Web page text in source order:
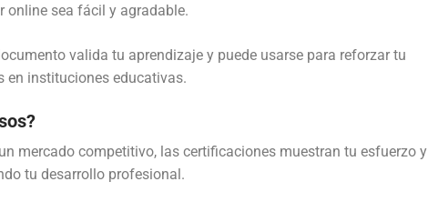
online sea fácil y agradable.
valida tu aprendizaje y puede usarse para reforzar tu
en instituciones educativas.
mercado competitivo, las certificaciones muestran tu esfuerzo y
tu desarrollo profesional.